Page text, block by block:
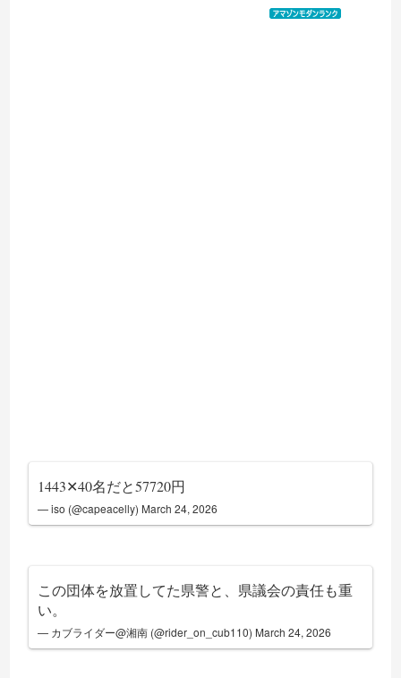
価格：¥100
1443✕40名だと57720円
— iso (@capeacelly) March 24, 2026
この団体を放置してた県警と、県議会の責任も重
い。
— カブライダー@湘南 (@rider_on_cub110) March 24, 2026